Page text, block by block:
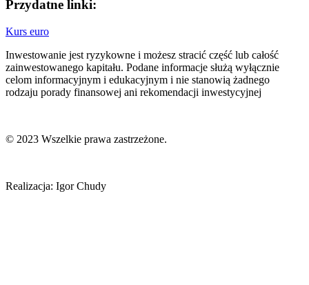
Przydatne linki:
Kurs euro
Inwestowanie jest ryzykowne i możesz stracić część lub całość
zainwestowanego kapitału. Podane informacje służą wyłącznie
celom informacyjnym i edukacyjnym i nie stanowią żadnego
rodzaju porady finansowej ani rekomendacji inwestycyjnej
© 2023 Wszelkie prawa zastrzeżone.
Realizacja: Igor Chudy